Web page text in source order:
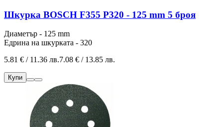
Шкурка BOSCH F355 P320 - 125 mm 5 броя
Диаметър - 125 mm
Едрина на шкурката - 320
5.81 € / 11.36 лв.7.08 € / 13.85 лв.
Купи